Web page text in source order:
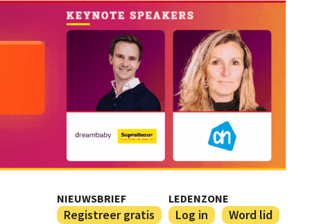
NIEUWSBRIEF
Registreer gratis
LEDENZONE
Log in Word lid